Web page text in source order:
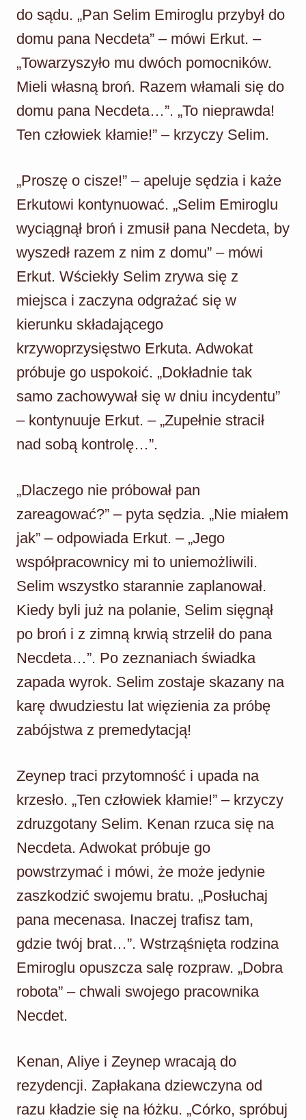
do sądu. „Pan Selim Emiroglu przybył do
domu pana Necdeta” – mówi Erkut. –
„Towarzyszyło mu dwóch pomocników.
Mieli własną broń. Razem włamali się do
domu pana Necdeta…”. „To nieprawda!
Ten człowiek kłamie!” – krzyczy Selim.
„Proszę o cisze!” – apeluje sędzia i każe
Erkutowi kontynuować. „Selim Emiroglu
wyciągnął broń i zmusił pana Necdeta, by
wyszedł razem z nim z domu” – mówi
Erkut. Wściekły Selim zrywa się z
miejsca i zaczyna odgrażać się w
kierunku składającego
krzywoprzysięstwo Erkuta. Adwokat
próbuje go uspokoić. „Dokładnie tak
samo zachowywał się w dniu incydentu”
– kontynuuje Erkut. – „Zupełnie stracił
nad sobą kontrolę…”.
„Dlaczego nie próbował pan
zareagować?” – pyta sędzia. „Nie miałem
jak” – odpowiada Erkut. – „Jego
współpracownicy mi to uniemożliwili.
Selim wszystko starannie zaplanował.
Kiedy byli już na polanie, Selim sięgnął
po broń i z zimną krwią strzelił do pana
Necdeta…”. Po zeznaniach świadka
zapada wyrok. Selim zostaje skazany na
karę dwudziestu lat więzienia za próbę
zabójstwa z premedytacją!
Zeynep traci przytomność i upada na
krzesło. „Ten człowiek kłamie!” – krzyczy
zdruzgotany Selim. Kenan rzuca się na
Necdeta. Adwokat próbuje go
powstrzymać i mówi, że może jedynie
zaszkodzić swojemu bratu. „Posłuchaj
pana mecenasa. Inaczej trafisz tam,
gdzie twój brat…”. Wstrząśnięta rodzina
Emiroglu opuszcza salę rozpraw. „Dobra
robota” – chwali swojego pracownika
Necdet.
Kenan, Aliye i Zeynep wracają do
rezydencji. Zapłakana dziewczyna od
razu kładzie się na łóżku. „Córko, spróbuj